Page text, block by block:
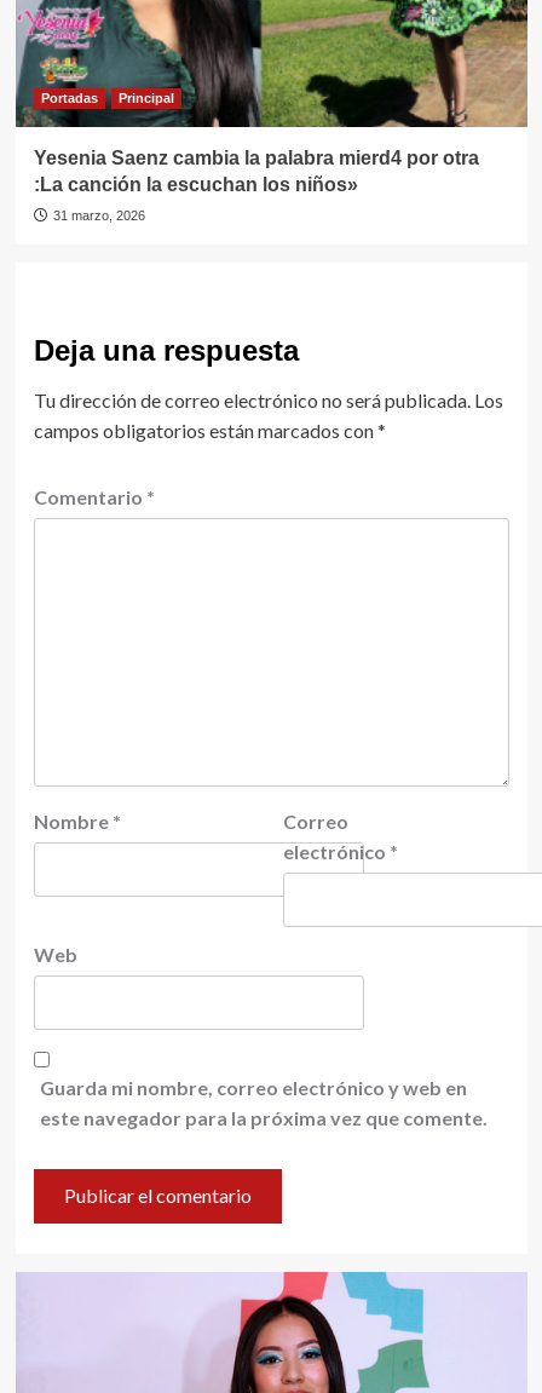
Portadas Principal
Yesenia Saenz cambia la palabra mierd4 por otra
:La canción la escuchan los niños»
31 marzo, 2026
Deja una respuesta
Tu dirección de correo electrónico no será publicada. Los
campos obligatorios están marcados con*
Comentario *
Nombre *
Correo
electrónico *
Web
Guarda mi nombre, correo electrónico y web en
este navegador para la próxima vez que comente.